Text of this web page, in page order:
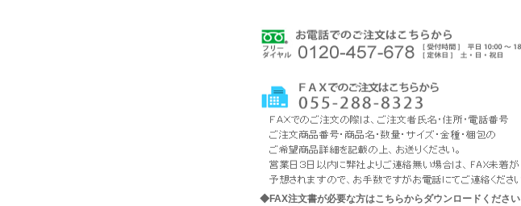
◆FAX注文書が必要な方はこちらからダウンロードください